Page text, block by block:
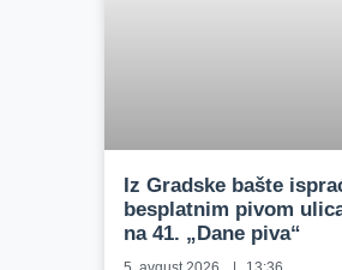
Iz Gradske bašte
besplatnim pivom
na 41. „Dane piva“